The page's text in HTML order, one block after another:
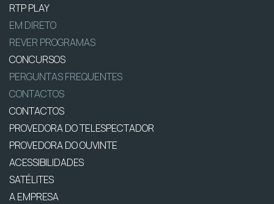
RTP PLAY
EM DIRETO
REVER PROGRAMAS
CONCURSOS
PERGUNTAS FREQUENTES
CONTACTOS
CONTACTOS
PROVEDORA DO TELESPECTADOR
PROVEDORA DO OUVINTE
ACESSIBILIDADES
SATÉLITES
A EMPRESA